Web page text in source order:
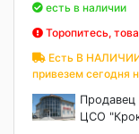
есть в наличии
Торопитесь,
Есть В
привезем сегодня
Продавец
ЦСО